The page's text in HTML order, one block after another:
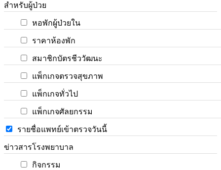
สำหรับผู้ป่วย
หอพักผู้ป่วยใน
ราคาห้องพัก
สมาชิกบัตรชีววัฒนะ
แพ็กเกจตรวจสุขภาพ
แพ็กเกจทั่วไป
แพ็กเกจศัลยกรรม
รายชื่อแพทย์เข้าตรวจวันนี้
ข่าวสารโรงพยาบาล
กิจกรรม